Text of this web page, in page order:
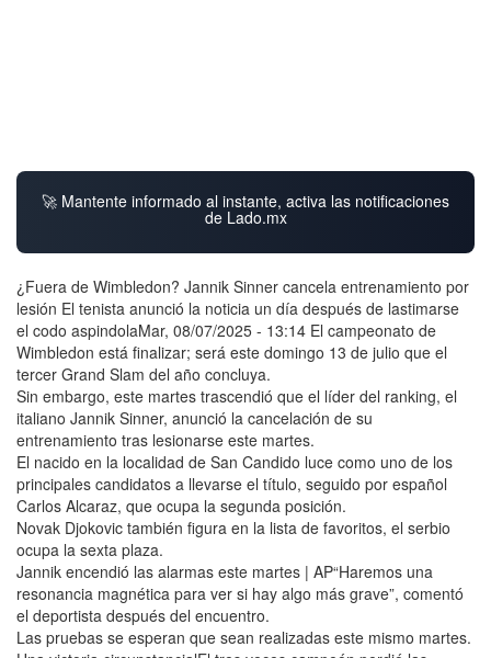
🚀 Mantente informado al instante, activa las notificaciones
de Lado.mx
¿Fuera de Wimbledon? Jannik Sinner cancela entrenamiento por
lesión El tenista anunció la noticia un día después de lastimarse
el codo aspindolaMar, 08/07/2025 - 13:14 El campeonato de
Wimbledon está finalizar; será este domingo 13 de julio que el
tercer Grand Slam del año concluya.
Sin embargo, este martes trascendió que el líder del ranking, el
italiano Jannik Sinner, anunció la cancelación de su
entrenamiento tras lesionarse este martes.
El nacido en la localidad de San Candido luce como uno de los
principales candidatos a llevarse el título, seguido por español
Carlos Alcaraz, que ocupa la segunda posición.
Novak Djokovic también figura en la lista de favoritos, el serbio
ocupa la sexta plaza.
Jannik encendió las alarmas este martes | AP“Haremos una
resonancia magnética para ver si hay algo más grave”, comentó
el deportista después del encuentro.
Las pruebas se esperan que sean realizadas este mismo martes.